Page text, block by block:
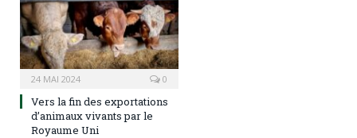
24 MAI 2024 0
Vers la fin des exportations
d’animaux vivants par le
Royaume Uni